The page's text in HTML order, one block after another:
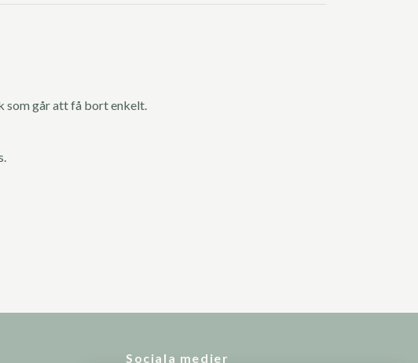
som går att få bort enkelt.
Sociala medier